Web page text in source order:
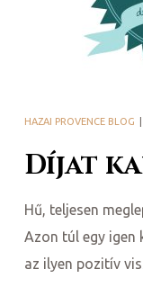
Díjat
HAZAI PROVENCE BLOG
Hű, teljesen
Azon túl egy igen
az ilyen pozitív
2020